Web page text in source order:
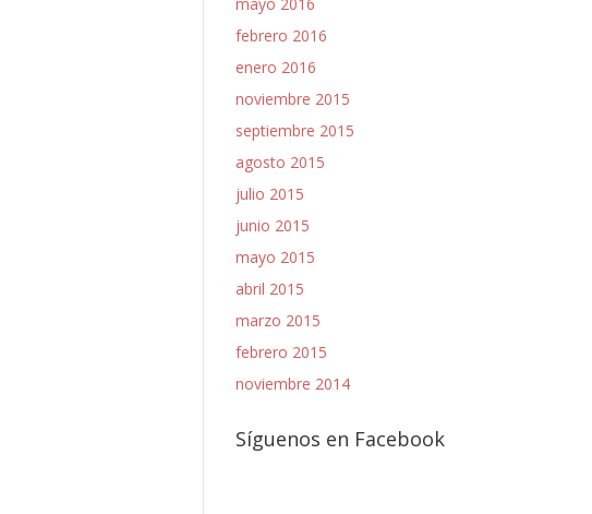
febrero 2016
enero 2016
noviembre 2015
septiembre 2015
agosto 2015
julio 2015
junio 2015
mayo 2015
abril 2015
marzo 2015
febrero 2015
noviembre 2014
Síguenos en Facebook